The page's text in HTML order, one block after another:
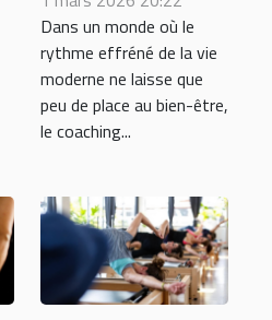
révolutionne-t-il
l'entraînement
personnel ?
Dans un monde où le
rythme effréné de la vie
moderne ne laisse que
peu de place au bien-être,
le coaching...